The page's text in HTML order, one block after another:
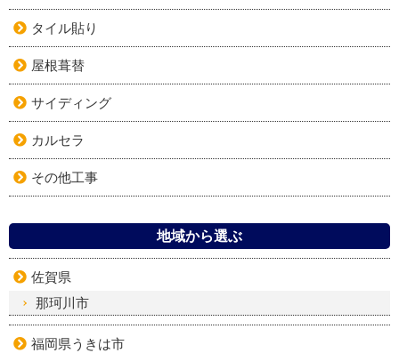
タイル貼り
屋根葺替
サイディング
カルセラ
その他工事
地域から選ぶ
佐賀県
那珂川市
福岡県うきは市